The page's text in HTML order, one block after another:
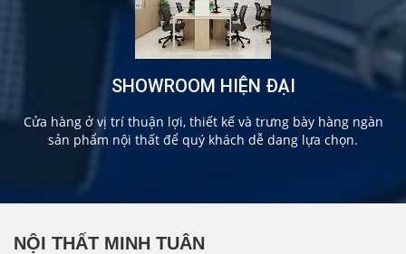
SHOWROOM HIỆN ĐẠI
Cửa hàng ở vị trí thuận lợi, thiết kế và trưng bày hàng ngàn
sản phẩm nội thất để quý khách dễ dang lựa chọn.
NỘI THẤT MINH TUÂN